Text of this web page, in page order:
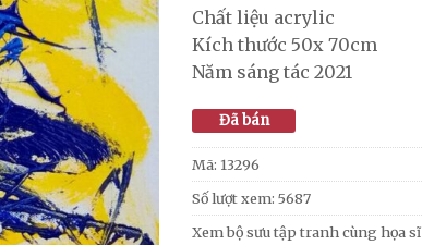
Chất liệu acrylic
Kích thước 50x 70cm
Năm sáng tác 2021
Đã bán
Mã: 13296
Số lượt xem: 5687
Xem bộ sưu tập tranh cùng họa sĩ